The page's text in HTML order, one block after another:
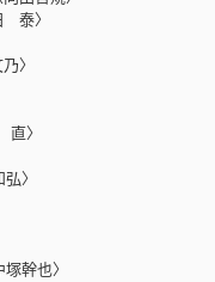
泰〉
〉
〉
〉
幹也〉